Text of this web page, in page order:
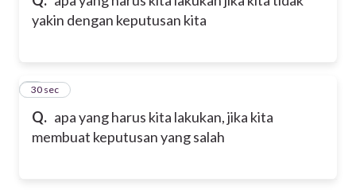
yakin dengan keputusan kita
Q. apa yang harus kita lakukan, jika kita
membuat keputusan yang salah
9
30 sec